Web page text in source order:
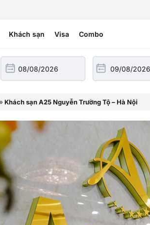
Khách sạn Visa Combo
»Khách sạn A25 Nguyễn Trường Tộ – Hà Nội